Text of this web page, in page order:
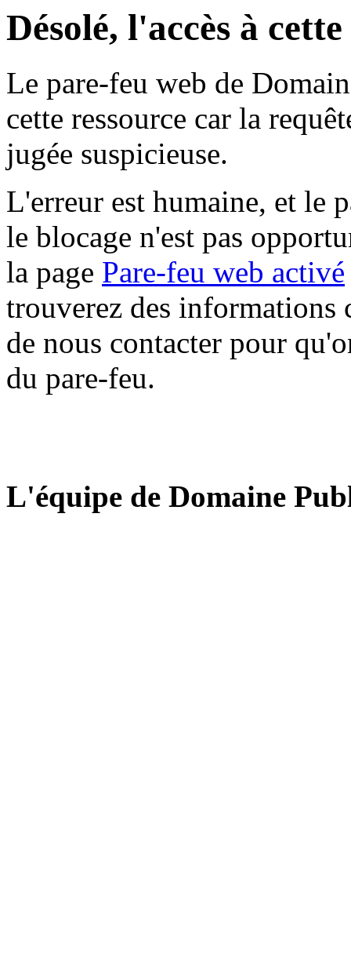
Désolé, l'accès à
Le pare-feu web de
cette ressource car la
jugée suspicieuse.
L'erreur est humaine, et le
le blocage n'est pas
la page Pare-feu web activé
trouverez des informations
de nous contacter pour
du pare-feu.
L'équipe de Domaine